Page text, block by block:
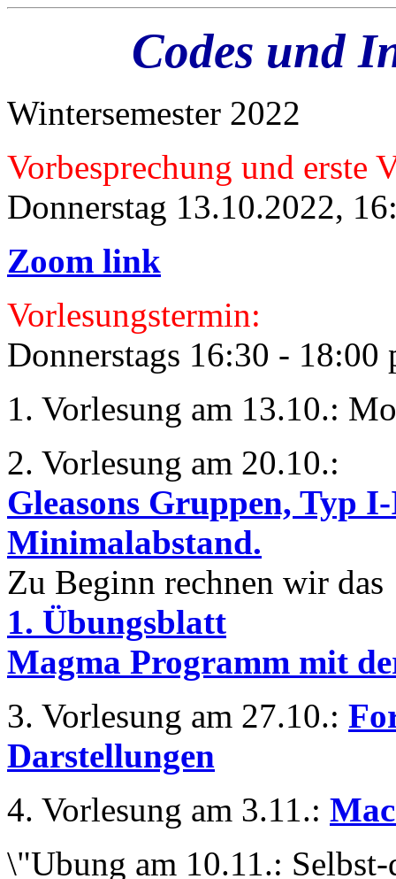
Codes und
Wintersemester 2022
Vorbesprechung und erste
Donnerstag 13.10.2022,
Zoom link
Vorlesungstermin:
Donnerstags 16:30 - 18:00
1. Vorlesung am 13.10.:
2. Vorlesung am 20.10.:
Gleasons Gruppen, Typ
Minimalabstand.
Zu Beginn rechnen wir das
1. Übungsblatt
Magma Programm mit
3. Vorlesung am 27.10.:
Darstellungen
4. Vorlesung am 3.11.:
\"Ubung am 10.11.: